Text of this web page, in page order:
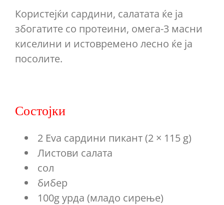
Користејќи сардини, салатата ќе ја
збогатите со протеини, омега-3 масни
киселини и истовремено лесно ќе ја
посолите.
Состојки
2 Eva сардини пикант (2 × 115 g)
Листови салата
сол
бибер
100g урда (младо сирење)